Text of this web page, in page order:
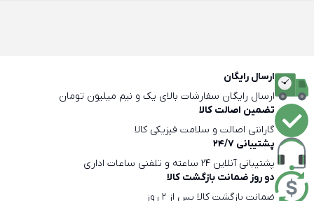
ارسال رایگان
ارسال رایگان سفارشات بالای یک و نیم میلیون تومان
تضمین اصالت کالا
گارانتی اصالت و سلامت فیزیکی کالا
پشتیبانی 24/7
پشتیبانی آنلاین 24 ساعته و تلفنی ساعات اداری
دو روز ضمانت بازگشت کالا
ضمانت بازگشت کالا پس از 2 روز